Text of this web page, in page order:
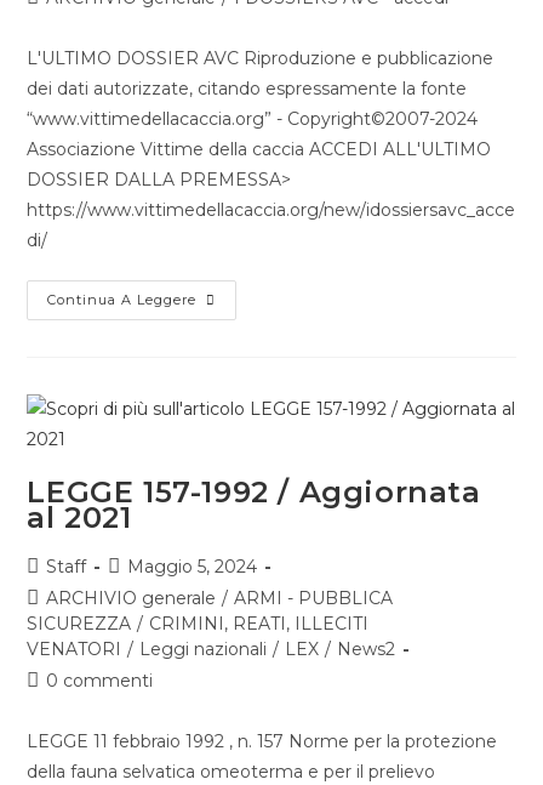
L'ULTIMO DOSSIER AVC Riproduzione e pubblicazione
dei dati autorizzate, citando espressamente la fonte
“www.vittimedellacaccia.org” - Copyright©2007-2024
Associazione Vittime della caccia ACCEDI ALL'ULTIMO
DOSSIER DALLA PREMESSA>
https://www.vittimedellacaccia.org/new/idossiersavc_acce
di/
Continua A Leggere
LEGGE 157-1992 / Aggiornata
al 2021
Staff
Maggio 5, 2024
ARCHIVIO generale / ARMI - PUBBLICA
SICUREZZA / CRIMINI, REATI, ILLECITI
VENATORI / Leggi nazionali / LEX / News2
0 commenti
LEGGE 11 febbraio 1992 , n. 157 Norme per la protezione
della fauna selvatica omeoterma e per il prelievo